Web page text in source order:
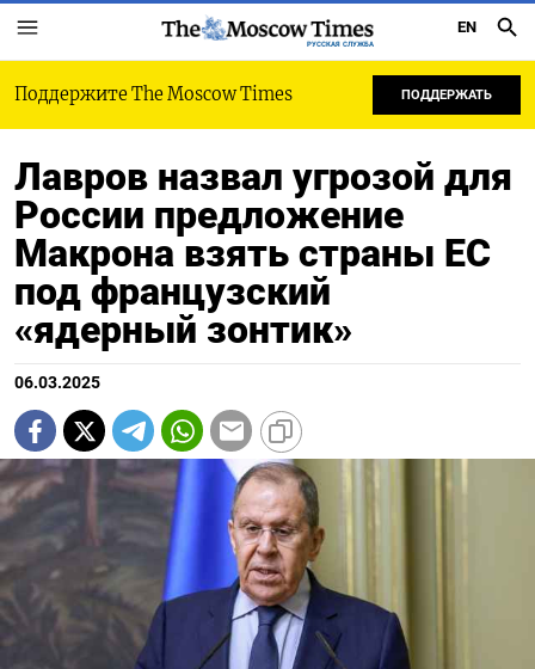
РУССКАЯ СЛУЖБА
EN
Поддержите The Moscow Times ПОДДЕРЖАТЬ
Лавров назвал угрозой для
России предложение
Макрона взять страны ЕС
под французский
«ядерный зонтик»
06.03.2025